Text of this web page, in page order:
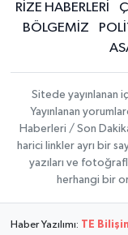
RİZE HABERLERİ
BÖLGEMİZ
Sitede yayınlanan
Yayınlanan
Haberleri / Son
harici linkler ayrı bir
yazıları ve
herhangi bir
Haber Yazılımı: TE